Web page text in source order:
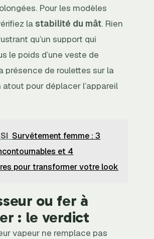
Pour les modèles
la stabilité du mât. Rien
qu’un support qui
le poids d’une veste de
présence de roulettes sur la
atout pour déplacer l’appareil
Survêtement femme : 3
et 4
pour transformer votre look
ou fer à
: le verdict
vapeur ne remplace pas